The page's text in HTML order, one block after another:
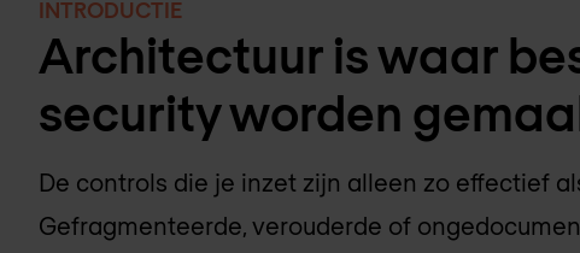
INTRODUCTIE
Architectuur is waar
security worden
De controls die je inzet zijn alleen zo effectief
Gefragmenteerde, verouderde of